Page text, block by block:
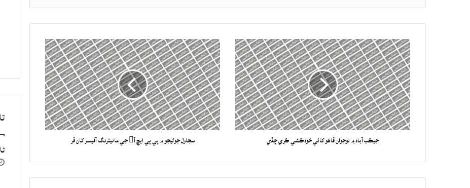
جيڪب آباد ۾ نوجوان ڦاهو کائي خودڪشي ڪري ڇڏي سجاول جوڻيجو ۾ پي پي ايڇ آ جي مانيٽرنگ آفيسر کان ڦر